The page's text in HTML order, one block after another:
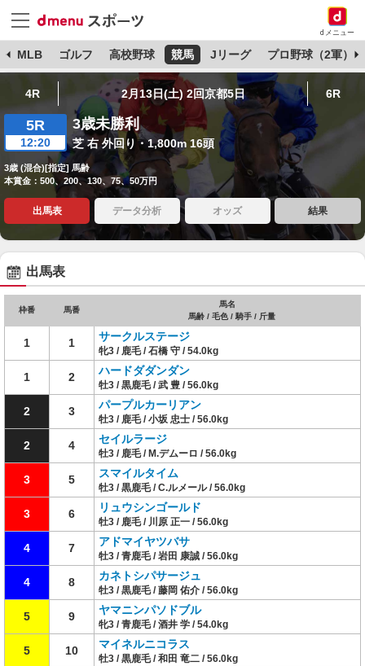
dメニュー
MLB ゴルフ 高校野球 競馬 Jリーグ プロ野球（2軍）
4R 2月13日(土) 2回京都5日 6R
5R
12:20
3歳未勝利
芝 右 外回り・1,800m 16頭
3歳 (混合)[指定] 馬齢
本賞金：500、200、130、75、50万円
出馬表 データ分析 オッズ 結果
出馬表
枠番 馬番
馬名
馬齢 / 毛色 / 騎手 / 斤量
1 1 サークルステージ
牝3 / 鹿毛 / 石橋 守 / 54.0kg
1 2 ハードダダンダン
牡3 / 黒鹿毛 / 武 豊 / 56.0kg
2 3 パープルカーリアン
牡3 / 鹿毛 / 小坂 忠士 / 56.0kg
2 4 セイルラージ
牡3 / 鹿毛 / M.デムーロ / 56.0kg
3 5 スマイルタイム
牡3 / 黒鹿毛 / C.ルメール / 56.0kg
3 6 リュウシンゴールド
牡3 / 鹿毛 / 川原 正一 / 56.0kg
4 7 アドマイヤツバサ
牡3 / 青鹿毛 / 岩田 康誠 / 56.0kg
4 8 カネトシパサージュ
牡3 / 黒鹿毛 / 藤岡 佑介 / 56.0kg
5 9 ヤマニンパソドブル
牝3 / 青鹿毛 / 酒井 学 / 54.0kg
5 10 マイネルニコラス
牡3 / 黒鹿毛 / 和田 竜二 / 56.0kg